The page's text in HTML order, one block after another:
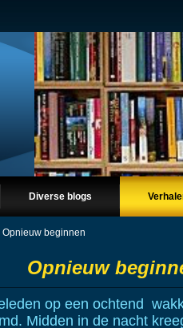
Diverse blogs
Opnieuw beginnen
Opnieuw
op een ochtend
Midden in de nacht